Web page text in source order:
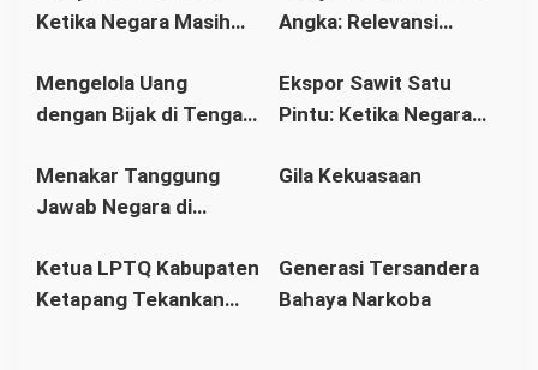
s
Ketika Negara Masih
Wibawanya Mulai
Runtuh
Angka: Relevansi
Perbankan Modern
Mengelola Uang
dengan Bijak di Tengah
Kalimantan Barat
Ekspor Sawit Satu
Pintu: Ketika Negara
Petani Menanggung
Menakar Tanggung
Jawab Negara di
Perdagangan Manusia
Gila Kekuasaan
Ketua LPTQ Kabupaten
Ketapang Tekankan
Generasi Tersandera
Bahaya Narkoba